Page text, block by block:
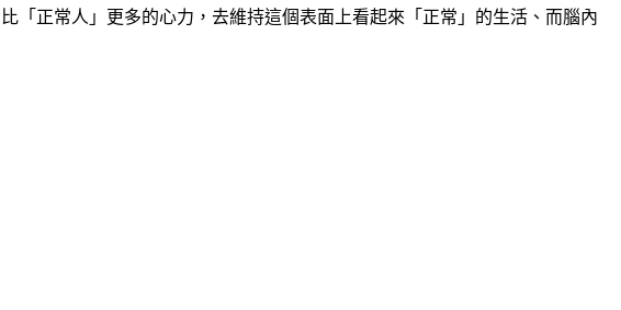
「正常人」更多的心力，去維持這個表面上看起來「正常」的生活、而腦內